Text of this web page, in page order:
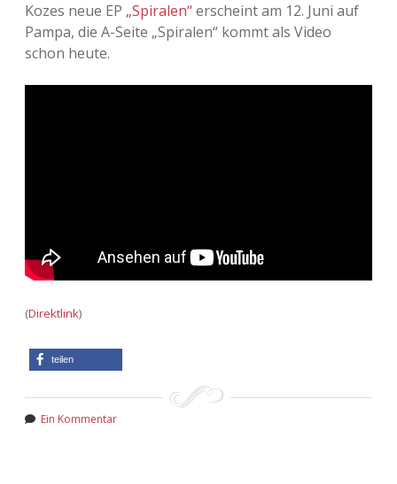
Kozes neue EP „Spiralen“erscheint am 12. Juni auf
Pampa, die A-Seite „Spiralen“ kommt als Video
schon heute.
(Direktlink)
teilen
Ein Kommentar